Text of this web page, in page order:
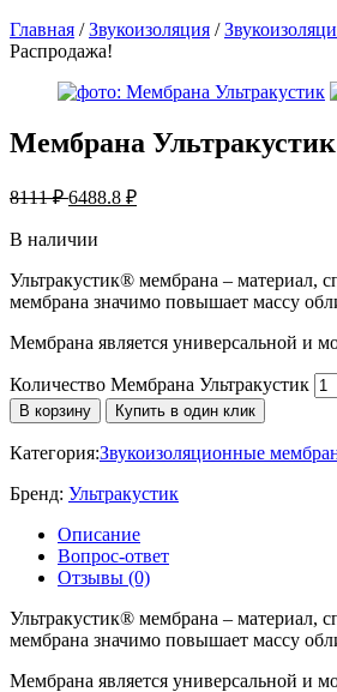
Главная /Звукоизоляция /
Распродажа!
Мембрана Ультракустик
8111 ₽6488.8 ₽
В наличии
Ультракустик® мембрана – материал,
мембрана значимо повышает массу
Мембрана является универсальной и
Количество Мембрана Ультракустик
В корзину Купить в один клик
Категория:Звукоизоляционные
Бренд: Ультракустик
Описание
Вопрос-ответ
Отзывы (0)
Ультракустик® мембрана – материал,
мембрана значимо повышает массу
Мембрана является универсальной и